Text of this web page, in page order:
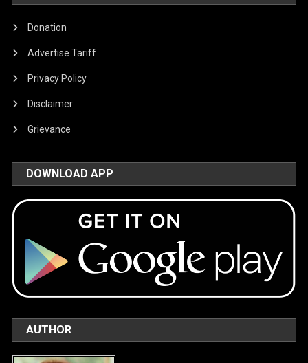
Donation
Advertise Tariff
Privacy Policy
Disclaimer
Grievance
DOWNLOAD APP
AUTHOR